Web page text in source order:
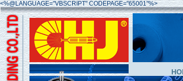
<%@LANGUAGE="VBSCRIPT" CODEPAGE="65001"%>